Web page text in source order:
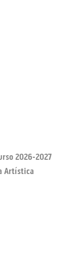
2026-2027
Artística